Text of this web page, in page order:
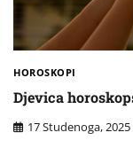
HOROSKOPI
Djevica
17 Studenoga, 2025